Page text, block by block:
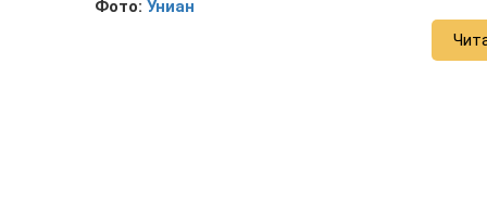
Фото: Униан